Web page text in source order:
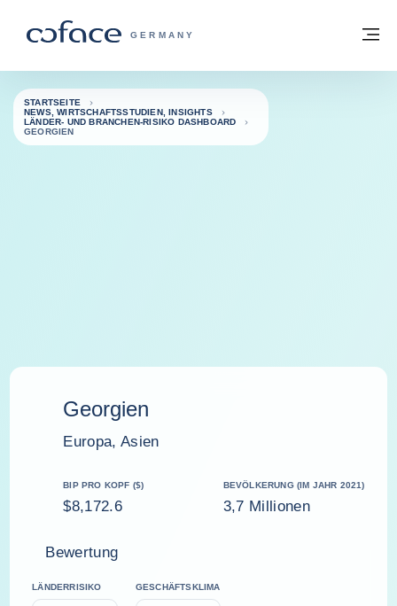
COFACE FOR TRADE - WEBSEITE DER
GERMANY
Zurück zur Startseite
STARTSEITE
NEWS, WIRTSCHAFTSSTUDIEN, INSIGHTS
LÄNDER- UND BRANCHEN-RISIKO DASHBOARD
GEORGIEN
Georgien
Europa, Asien
BIP PRO KOPF ($)
$8,172.6
BEVÖLKERUNG (IM JAHR 2021)
3,7 Millionen
Bewertung
LÄNDERRISIKO GESCHÄFTSKLIMA